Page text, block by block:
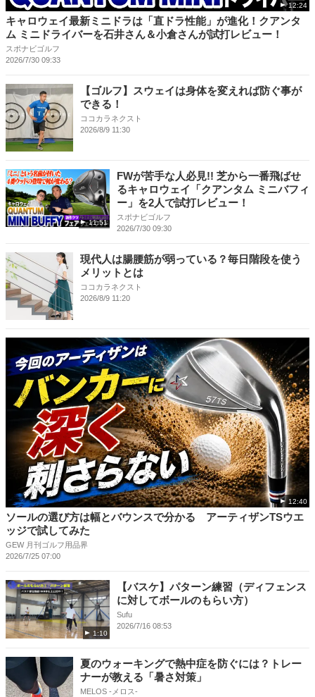
12:24
キャロウェイ最新ミニドラは「直ドラ性能」が進化！クアンタ
ム ミニドライバーを石井さん＆小倉さんが試打レビュー！
スポナビゴルフ
2026/7/30 09:33
【ゴルフ】スウェイは身体を変えれば防ぐ事が
できる！
ココカラネクスト
2026/8/9 11:30
11:51
FWが苦手な人必見!! 芝から一番飛ばせ
るキャロウェイ「クアンタム ミニバフィ
ー」を2人で試打レビュー！
スポナビゴルフ
2026/7/30 09:30
現代人は腸腰筋が弱っている？毎日階段を使う
メリットとは
ココカラネクスト
2026/8/9 11:20
12:40
ソールの選び方は幅とバウンスで分かる アーティザンTSウエ
ッジで試してみた
GEW 月刊ゴルフ用品界
2026/7/25 07:00
1:10
【バスケ】パターン練習（ディフェンス
に対してボールのもらい方）
Sufu
2026/7/16 08:53
夏のウォーキングで熱中症を防ぐには？トレー
ナーが教える「暑さ対策」
MELOS -メロス-